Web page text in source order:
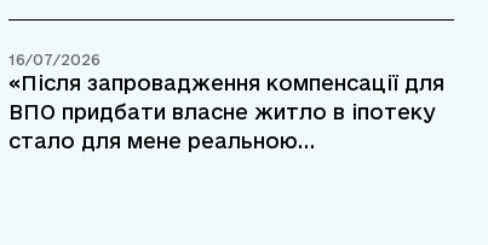
16/07/2026
«Після запровадження компенсації для
ВПО придбати власне житло в іпотеку
стало для мене реальною